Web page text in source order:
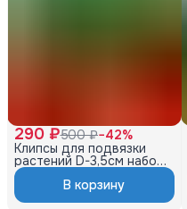
290 ₽500 ₽−42%
Клипсы для подвязки
растений D-3,5см набор
50шт, оранжевый
В корзину